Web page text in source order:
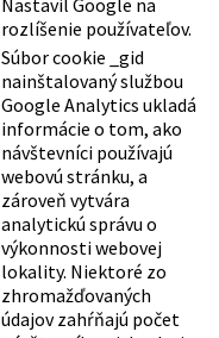
Súbor cookie _ga
nainštalovaný službou
Google Analytics počíta
údaje o návštevníkoch,
reláciách a kampaniach a
tiež sleduje používanie
stránky pre analytický
prehľad stránky. Súbor
cookie ukladá informácie
anonymne a priraďuje
náhodne vygenerované
číslo na rozpoznanie
jedinečných
návštevníkov.